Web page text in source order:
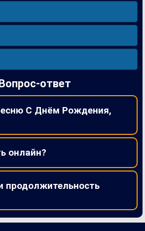
ответ
С Днём Рождения,
онлайн?
продолжительность